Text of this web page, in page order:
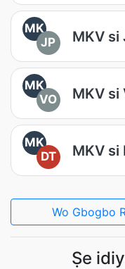
MK
JP
MKV si
MK
VO
MKV si
MK
DT
MKV si
Wo Gbogbo
Ṣe